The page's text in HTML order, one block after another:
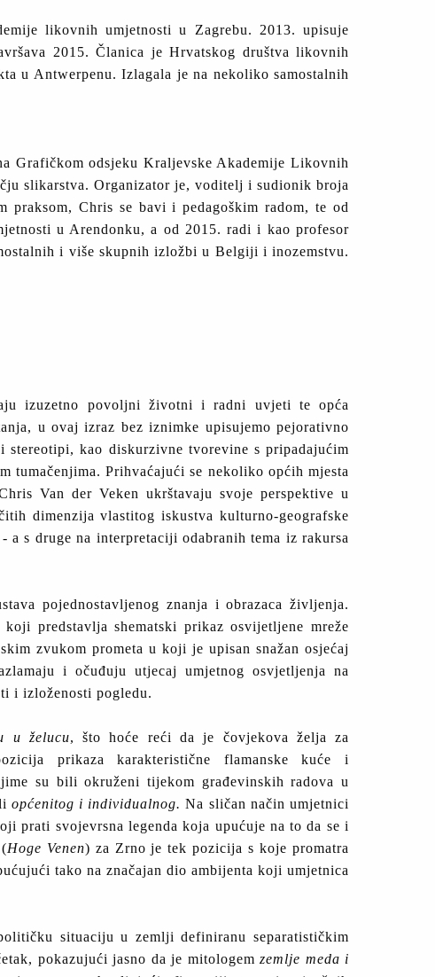
likovnih umjetnosti u Zagrebu. 2013. upisuje
2015. Članica je Hrvatskog društva likovnih
u Antwerpenu. Izlagala je na nekoliko samostalnih
Grafičkom odsjeku Kraljevske Akademije Likovnih
slikarstva. Organizator je, voditelj i sudionik broja
Chris se bavi i pedagoškim radom, te od
u Arendonku, a od 2015. radi i kao profesor
i više skupnih izložbi u Belgiji i inozemstvu.
izuzetno povoljni životni i radni uvjeti te opća
u ovaj izraz bez iznimke upisujemo pejorativno
kao diskurzivne tvorevine s pripadajućim
tumačenjima. Prihvaćajući se nekoliko općih mjesta
Van der Veken ukrštavaju svoje perspektive u
dimenzija vlastitog iskustva kulturno-geografske
s druge na interpretaciji odabranih tema iz rakursa
pojednostavljenog znanja i obrazaca življenja.
predstavlja shematski prikaz osvijetljene mreže
zvukom prometa u koji je upisan snažan osjećaj
i očuđuju utjecaj umjetnog osvjetljenja na
i izloženosti pogledu.
u želucu, što hoće reći da je čovjekova želja za
prikaza karakteristične flamanske kuće i
su bili okruženi tijekom građevinskih radova u
općenitog i individualnog.Na sličan način umjetnici
prati svojevrsna legenda koja upućuje na to da se i
Hoge Venen) za Zrno je tek pozicija s koje promatra
tako na značajan dio ambijenta koji umjetnica
situaciju u zemlji definiranu separatističkim
pokazujući jasno da je mitologemzemlje meda i